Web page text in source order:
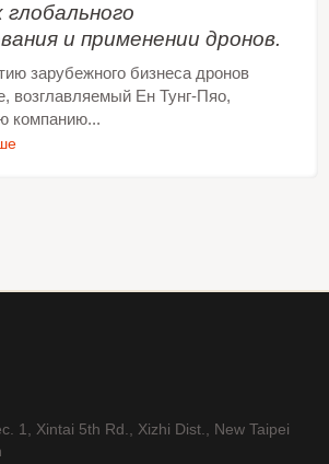
и применении дронов.
зарубежного бизнеса дронов
возглавляемый Ен Тунг-Пяо,
компанию...
1, Xintai 5th Rd., Xizhi Dist., New Taipei